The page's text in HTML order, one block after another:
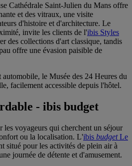
Cathédrale Saint-Julien du Mans offre
et des vitraux, une visite
d'histoire et d'architecture. Le
invite les clients de l'ibis Styles
des collections d'art classique, tandis
offre une évasion paisible de
automobile, le Musée des 24 Heures du
facilement accessible depuis l'hôtel.
- ibis budget
les voyageurs qui cherchent un séjour
ou la localisation. L'ibis budgetLe
situé pour les activités de plein air à
journée de détente et d'amusement.